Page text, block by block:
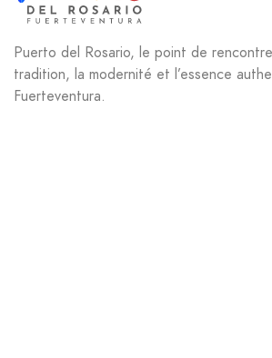
Puerto del Rosario, le point de
tradition, la modernité et l’essence
Fuerteventura.